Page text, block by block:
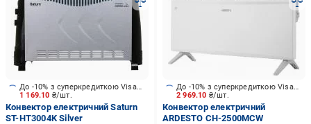
1 169.10 ₴/шт.
До -10% з суперкредиткою Visa Вигода
Конвектор електричний Saturn
ST-HT3004K Silver
2 969.10 ₴/шт.
До -10% з суперкредиткою Visa Вигода
Конвектор електричний
ARDESTO CH-2500MCW